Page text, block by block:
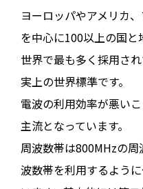
ヨーロッパやアメリカ
を中心に100以上の国
世界で最も多く採用さ
実上の世界標準です。
電波の利用効率が悪い
主流となっています。
周波数帯は800MHzの
波数帯を利用するよう